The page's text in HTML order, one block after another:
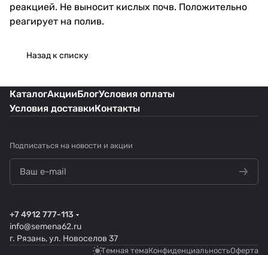
реакцией. Не выносит кислых почв. Положительно
реагирует на полив.
Назад к списку
КаталогАкцииБлогУсловия оплаты
Условия доставкиКонтакты
Подписаться на новости и акции
+7 4912 777-113
info@semena62.ru
г. Рязань, ул. Новоселов 37
Темная темаКонфиденциальностьОферта